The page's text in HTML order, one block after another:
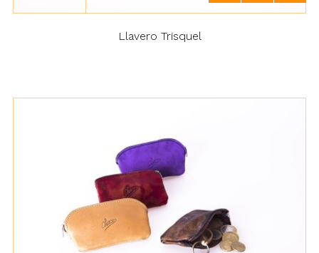
Llavero Trisquel